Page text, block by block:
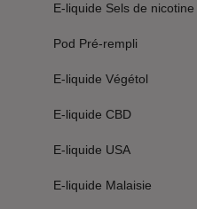
E-liquide Sels de nicotine
Pod Pré-rempli
E-liquide Végétol
E-liquide CBD
E-liquide USA
E-liquide Malaisie